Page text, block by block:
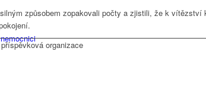
způsobem zopakovali počty a zjistili, že k
organizace